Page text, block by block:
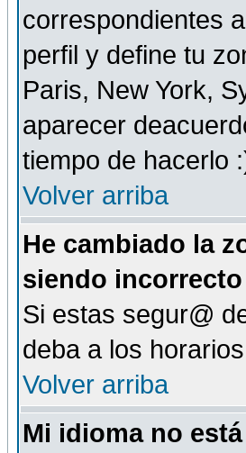
correspondientes
perfil y define tu
Paris, New York,
aparecer
tiempo de hacerlo
Volver arriba
He cambiado la
siendo incorrecto
Si estas segur@
deba a los
Volver arriba
Mi idioma no